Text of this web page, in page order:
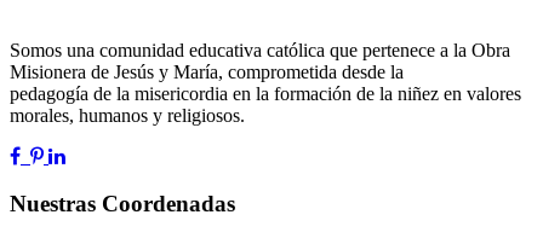
Somos una comunidad educativa católica que pertenece a la Obra
Misionera de Jesús y María, comprometida desde la
pedagogía de la misericordia en la formación de la niñez en valores
morales, humanos y religiosos.
Nuestras Coordenadas